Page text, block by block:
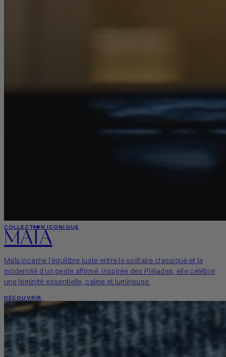
COLLECTION ICONIQUE
MAÏA
Maïa incarne l’équilibre juste entre le solitaire classique et la
modernité d’un geste affirmé. Inspirée des Pléiades, elle célèbre
une féminité essentielle, calme et lumineuse.
DÉCOUVRIR